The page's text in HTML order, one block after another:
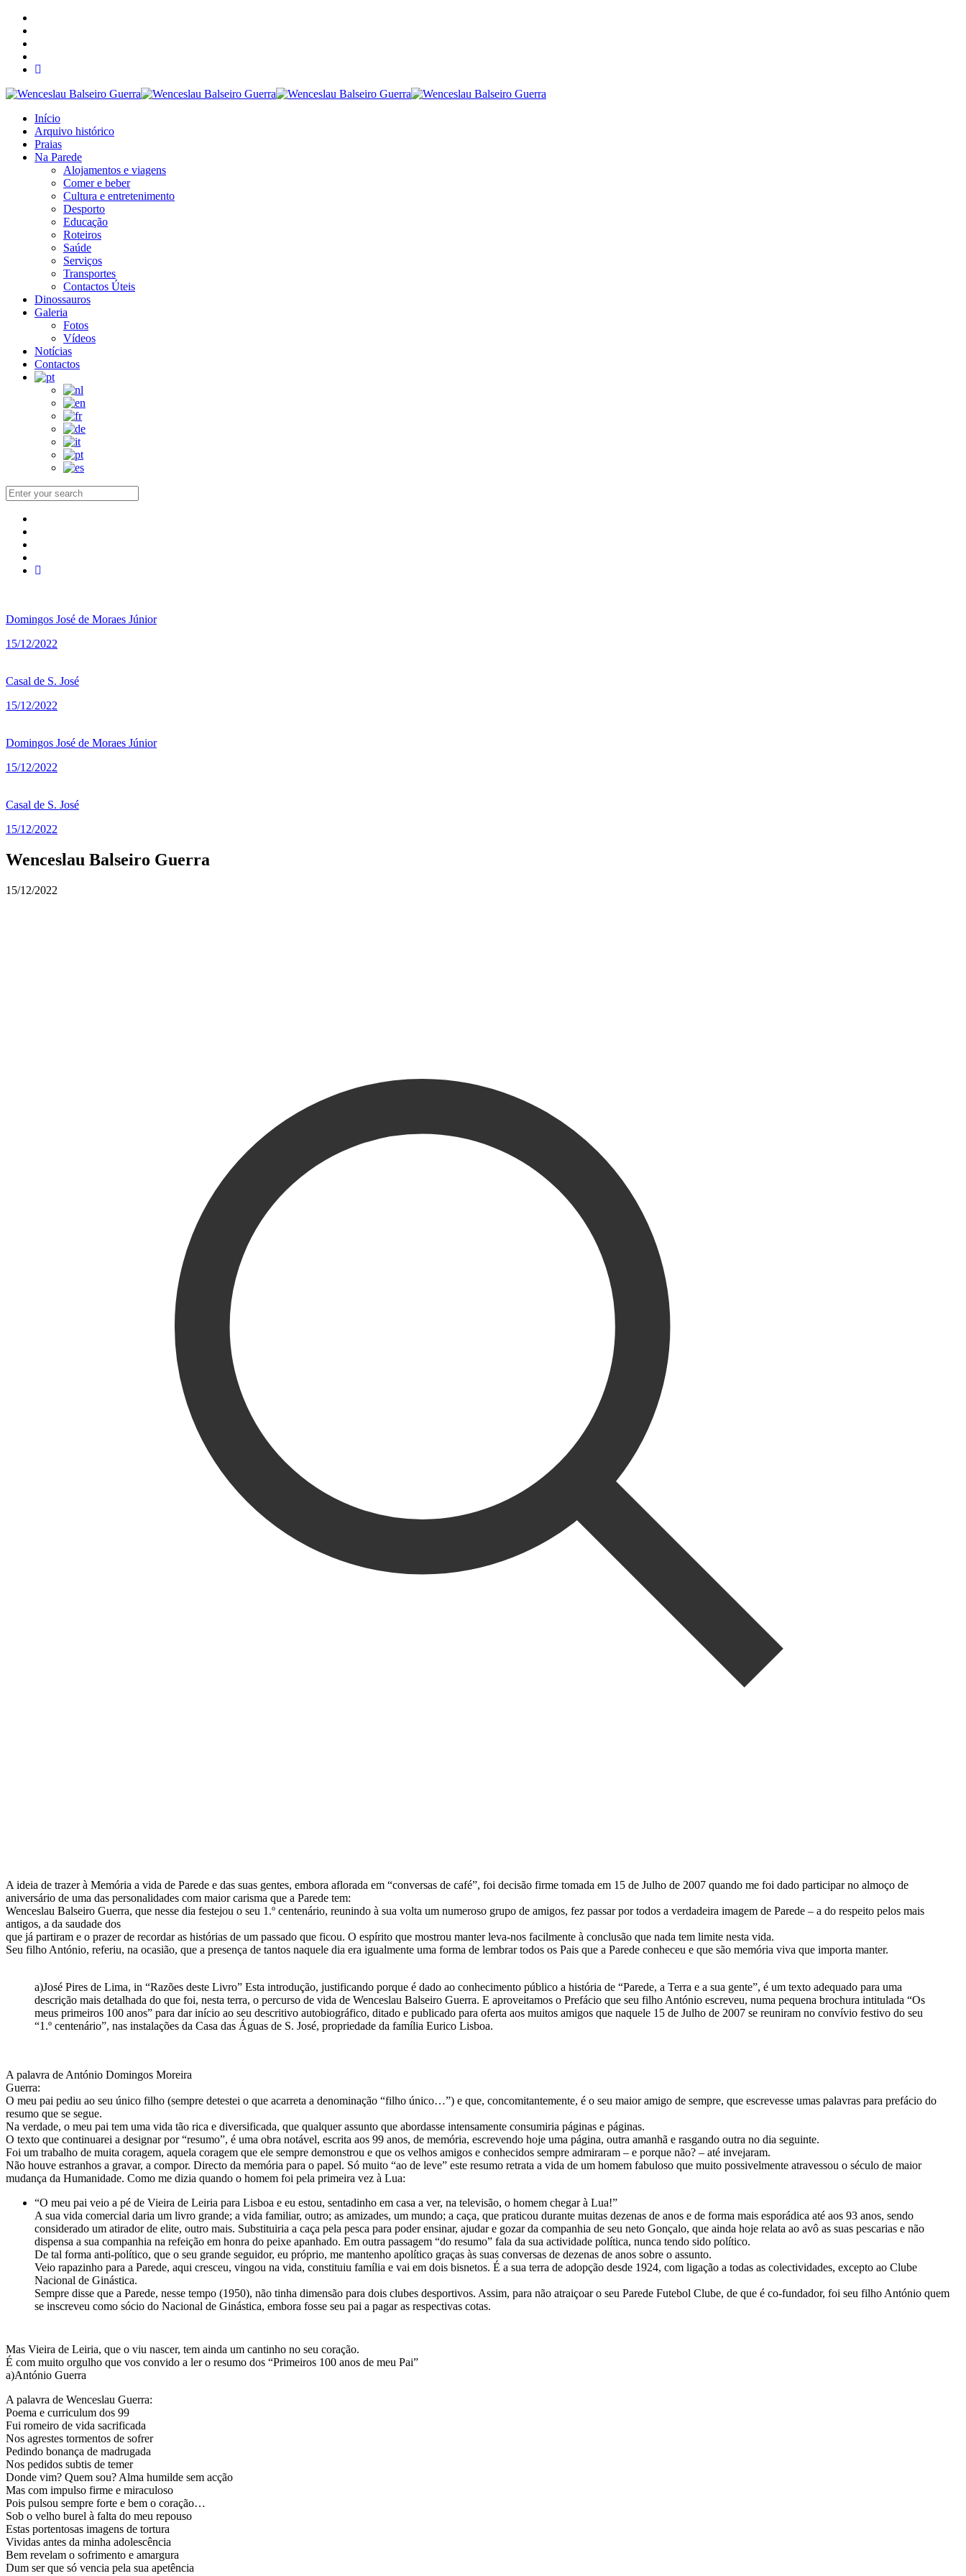
Início
Arquivo histórico
Praias
Na Parede
Alojamentos e viagens
Comer e beber
Cultura e entretenimento
Desporto
Educação
Roteiros
Saúde
Serviços
Transportes
Contactos Úteis
Dinossauros
Galeria
Fotos
Vídeos
Notícias
Contactos
Domingos José de Moraes Júnior
15/12/2022
Casal de S. José
15/12/2022
Domingos José de Moraes Júnior
15/12/2022
Casal de S. José
15/12/2022
Wenceslau Balseiro Guerra
15/12/2022
A ideia de trazer à Memória a vida de Parede e das suas gentes, embora aflorada em “conversas de café”, foi decisão firme tomada em 15 de Julho de 2007 quando me foi dado participar no almoço de
aniversário de uma das personalidades com maior carisma que a Parede tem:
Wenceslau Balseiro Guerra, que nesse dia festejou o seu 1.º centenário, reunindo à sua volta um numeroso grupo de amigos, fez passar por todos a verdadeira imagem de Parede – a do respeito pelos mais
antigos, a da saudade dos
que já partiram e o prazer de recordar as histórias de um passado que ficou. O espírito que mostrou manter leva-nos facilmente à conclusão que nada tem limite nesta vida.
Seu filho António, referiu, na ocasião, que a presença de tantos naquele dia era igualmente uma forma de lembrar todos os Pais que a Parede conheceu e que são memória viva que importa manter.
a)José Pires de Lima, in “Razões deste Livro” Esta introdução, justificando porque é dado ao conhecimento público a história de “Parede, a Terra e a sua gente”, é um texto adequado para uma
descrição mais detalhada do que foi, nesta terra, o percurso de vida de Wenceslau Balseiro Guerra. E aproveitamos o Prefácio que seu filho António escreveu, numa pequena brochura intitulada “Os
meus primeiros 100 anos” para dar início ao seu descritivo autobiográfico, ditado e publicado para oferta aos muitos amigos que naquele 15 de Julho de 2007 se reuniram no convívio festivo do seu
“1.º centenário”, nas instalações da Casa das Águas de S. José, propriedade da família Eurico Lisboa.
A palavra de António Domingos Moreira
Guerra:
O meu pai pediu ao seu único filho (sempre detestei o que acarreta a denominação “filho único…”) e que, concomitantemente, é o seu maior amigo de sempre, que escrevesse umas palavras para prefácio do
resumo que se segue.
Na verdade, o meu pai tem uma vida tão rica e diversificada, que qualquer assunto que abordasse intensamente consumiria páginas e páginas.
O texto que continuarei a designar por “resumo”, é uma obra notável, escrita aos 99 anos, de memória, escrevendo hoje uma página, outra amanhã e rasgando outra no dia seguinte.
Foi um trabalho de muita coragem, aquela coragem que ele sempre demonstrou e que os velhos amigos e conhecidos sempre admiraram – e porque não? – até invejaram.
Não houve estranhos a gravar, a compor. Directo da memória para o papel. Só muito “ao de leve” este resumo retrata a vida de um homem fabuloso que muito possivelmente atravessou o século de maior
mudança da Humanidade. Como me dizia quando o homem foi pela primeira vez à Lua:
“O meu pai veio a pé de Vieira de Leiria para Lisboa e eu estou, sentadinho em casa a ver, na televisão, o homem chegar à Lua!”
A sua vida comercial daria um livro grande; a vida familiar, outro; as amizades, um mundo; a caça, que praticou durante muitas dezenas de anos e de forma mais esporádica até aos 93 anos, sendo
considerado um atirador de elite, outro mais. Substituiria a caça pela pesca para poder ensinar, ajudar e gozar da companhia de seu neto Gonçalo, que ainda hoje relata ao avô as suas pescarias e não
dispensa a sua companhia na refeição em honra do peixe apanhado. Em outra passagem “do resumo” fala da sua actividade política, nunca tendo sido político.
De tal forma anti-político, que o seu grande seguidor, eu próprio, me mantenho apolítico graças às suas conversas de dezenas de anos sobre o assunto.
Veio rapazinho para a Parede, aqui cresceu, vingou na vida, constituiu família e vai em dois bisnetos. É a sua terra de adopção desde 1924, com ligação a todas as colectividades, excepto ao Clube
Nacional de Ginástica.
Sempre disse que a Parede, nesse tempo (1950), não tinha dimensão para dois clubes desportivos. Assim, para não atraiçoar o seu Parede Futebol Clube, de que é co-fundador, foi seu filho António quem
se inscreveu como sócio do Nacional de Ginástica, embora fosse seu pai a pagar as respectivas cotas.
Mas Vieira de Leiria, que o viu nascer, tem ainda um cantinho no seu coração.
É com muito orgulho que vos convido a ler o resumo dos “Primeiros 100 anos de meu Pai”
a)António Guerra
A palavra de Wenceslau Guerra:
Poema e curriculum dos 99
Fui romeiro de vida sacrificada
Nos agrestes tormentos de sofrer
Pedindo bonança de madrugada
Nos pedidos subtis de temer
Donde vim? Quem sou? Alma humilde sem acção
Mas com impulso firme e miraculoso
Pois pulsou sempre forte e bem o coração…
Sob o velho burel à falta do meu repouso
Estas portentosas imagens de tortura
Vividas antes da minha adolescência
Bem revelam o sofrimento e amargura
Dum ser que só vencia pela sua apetência